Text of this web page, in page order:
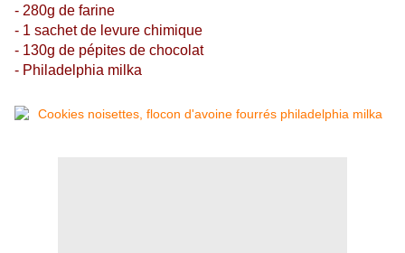
- 280g de farine
- 1 sachet de levure chimique
- 130g de pépites de chocolat
- Philadelphia milka